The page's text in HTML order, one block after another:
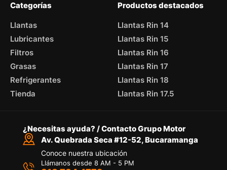
Categorías
Llantas
Lubricantes
Filtros
Grasas
Refrigerantes
Tienda
Productos destacados
Llantas Rin 14
Llantas Rin 15
Llantas Rin 16
Llantas Rin 17
Llantas Rin 18
Llantas Rin 17.5
¿Necesitas ayuda? / Contacto Grupo Motor
Av. Quebrada Seca #12-52, Bucaramanga
Conoce nuestra ubicación
Llámanos desde 8 AM - 5 PM